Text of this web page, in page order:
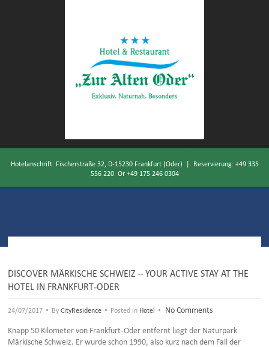
Hotelanschrift: Fischerstraße 32, D-15230 Frankfurt (Oder) | Reservierung: +49 335
556 220Or +49 175 246 0304
DISCOVER MÄRKISCHE SCHWEIZ – YOUR ACTIVE STAY AT THE
HOTEL IN FRANKFURT-ODER
24/07/2017 • ByCityResidence • Posted in Hotel • No Comments
Knapp 50 Kilometer von Frankfurt-Oder entfernt liegt der Naturpark
Märkische Schweiz. Er wurde schon 1990, also kurz nach dem Fall der